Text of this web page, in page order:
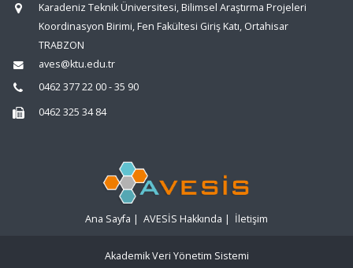
Karadeniz Teknik Üniversitesi, Bilimsel Araştırma Projeleri
Koordinasyon Birimi, Fen Fakültesi Giriş Katı, Ortahisar
TRABZON
aves@ktu.edu.tr
0462 377 22 00 - 35 90
0462 325 34 84
Ana Sayfa | AVESİS Hakkında | İletişim
Akademik Veri Yönetim Sistemi